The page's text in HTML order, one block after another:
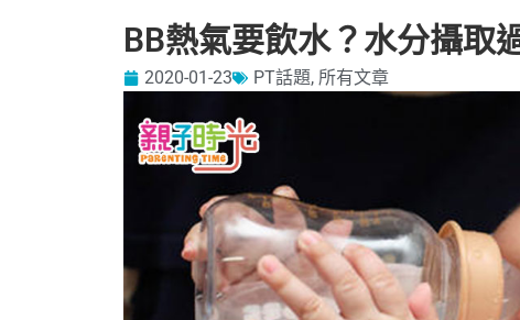
BB熱氣要飲水？水分攝取
2020-01-23 PT話題, 所有文章